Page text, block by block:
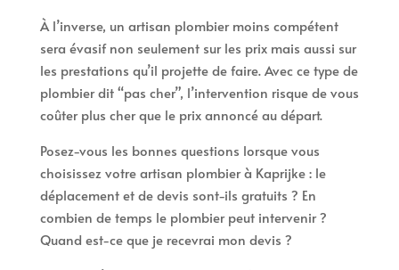
À l’inverse, un artisan plombier moins compétent
sera évasif non seulement sur les prix mais aussi sur
les prestations qu’il projette de faire. Avec ce type de
plombier dit “pas cher”, l’intervention risque de vous
coûter plus cher que le prix annoncé au départ.
Posez-vous les bonnes questions lorsque vous
choisissez votre artisan plombier à Kaprijke : le
déplacement et de devis sont-ils gratuits ? En
combien de temps le plombier peut intervenir ?
Quand est-ce que je recevrai mon devis ?